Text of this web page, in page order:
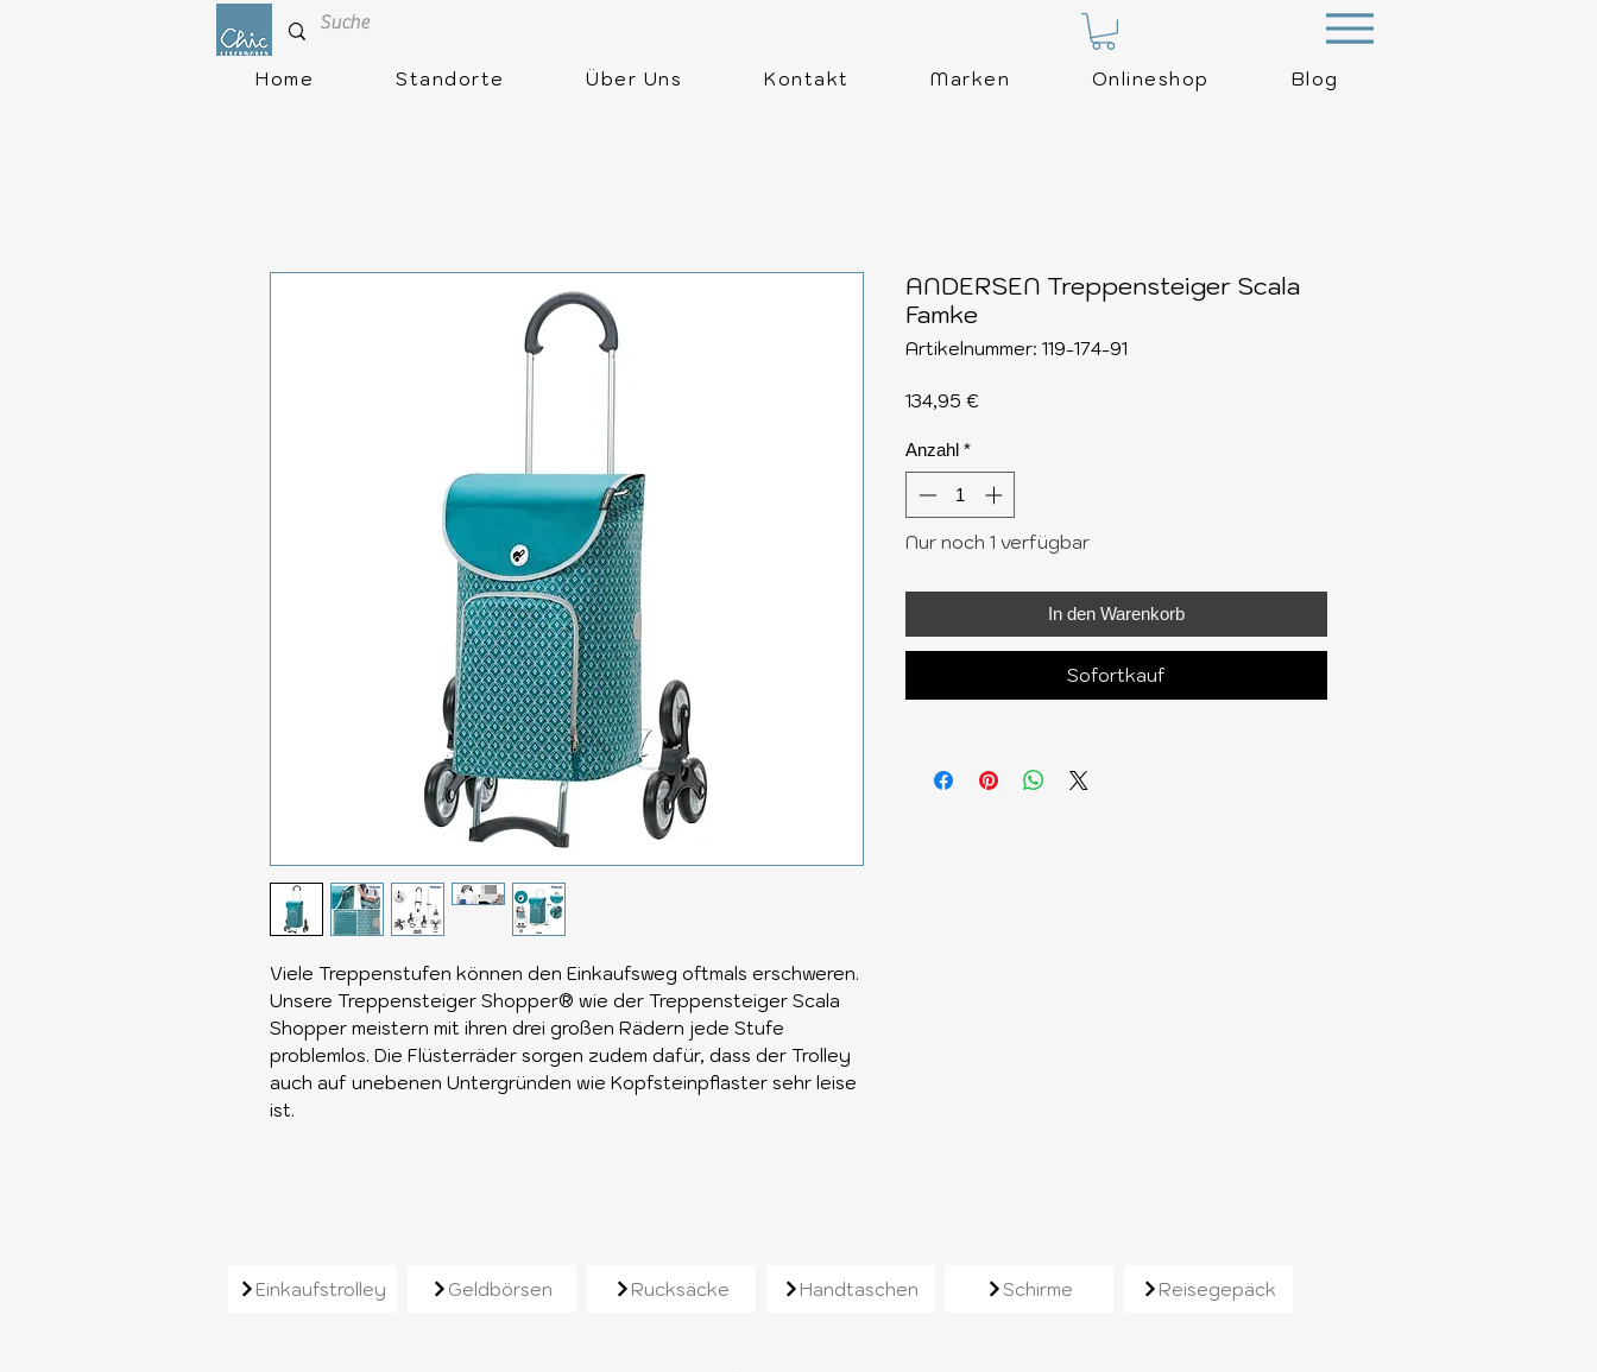
Menu
Home Standorte Über Uns Kontakt Marken Onlineshop Blog
Viele Treppenstufen können den Einkaufsweg oftmals erschweren.
Unsere Treppensteiger Shopper® wie der Treppensteiger Scala
Shopper meistern mit ihren drei großen Rädern jede Stufe
problemlos. Die Flüsterräder sorgen zudem dafür, dass der Trolley
auch auf unebenen Untergründen wie Kopfsteinpflaster sehr leise
ist.
ANDERSEN Treppensteiger Scala
Famke
Artikelnummer: 119-174-91
134,95 €Preis
Anzahl *
Nur noch 1 verfügbar
In den Warenkorb
Sofortkauf
Ähnliche Produkte
Einkaufstrolley Geldbörsen Rucksäcke Handtaschen Schirme Reisegepäck